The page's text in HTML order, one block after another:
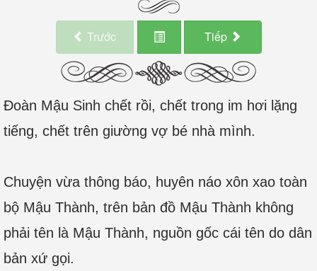
Trước Tiếp
Đoàn Mậu Sinh chết rồi, chết trong im hơi lặng
tiếng, chết trên giường vợ bé nhà mình.
Chuyện vừa thông báo, huyên náo xôn xao toàn
bộ Mậu Thành, trên bản đồ Mậu Thành không
phải tên là Mậu Thành, nguồn gốc cái tên do dân
bản xứ gọi.